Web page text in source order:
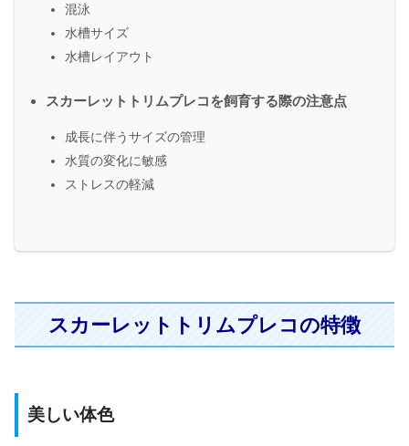
混泳
水槽サイズ
水槽レイアウト
スカーレットトリムプレコを飼育する際の注意点
成長に伴うサイズの管理
水質の変化に敏感
ストレスの軽減
スカーレットトリムプレコの特徴
美しい体色